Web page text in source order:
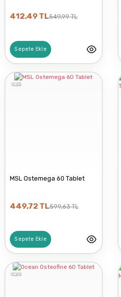
412,49 TL549,99 TL
Sepete Ekle
%25
MSL Ostemega 60 Tablet
449,72 TL599,63 TL
Sepete Ekle
%20